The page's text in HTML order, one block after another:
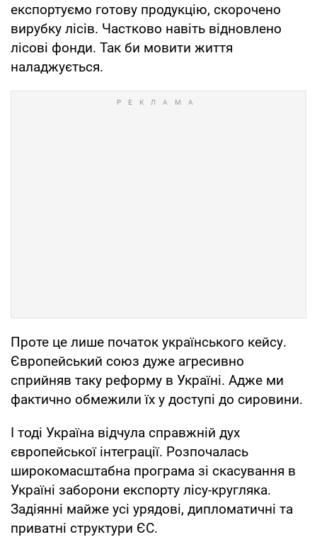
експортуємо готову продукцію, скорочено
вирубку лісів. Частково навіть відновлено
лісові фонди. Так би мовити життя
наладжується.
Проте це лише початок українського кейсу.
Європейський союз дуже агресивно
сприйняв таку реформу в Україні. Адже ми
фактично обмежили їх у доступі до сировини.
І тоді Україна відчула справжній дух
європейської інтеграції. Розпочалась
широкомасштабна програма зі скасування в
Україні заборони експорту лісу-кругляка.
Задіянні майже усі урядові, дипломатичні та
приватні структури ЄС.